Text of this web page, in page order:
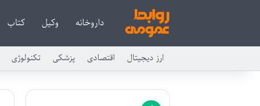
داروخانه وکیل کتاب
ارز دیجیتال اقتصادی پزشکی تکنولوژی